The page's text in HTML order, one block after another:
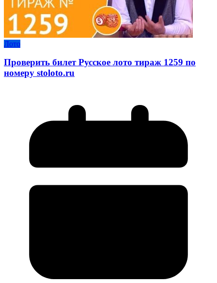
Лото
Проверить билет Русское лото тираж 1259 по
номеру stoloto.ru